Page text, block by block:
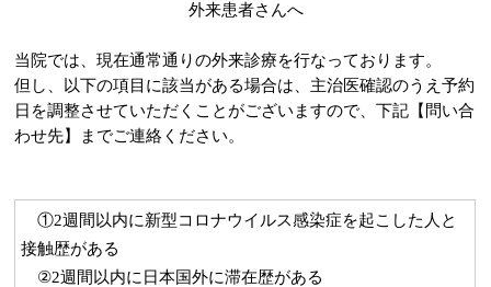
外来患者さんへ
当院では、現在通常通りの外来診療を行なっております。
但し、以下の項目に該当がある場合は、主治医確認のうえ予約
日を調整させていただくことがございますので、下記【問い合
わせ先】までご連絡ください。
①2週間以内に新型コロナウイルス感染症を起こした人と
接触歴がある
②2週間以内に日本国外に滞在歴がある